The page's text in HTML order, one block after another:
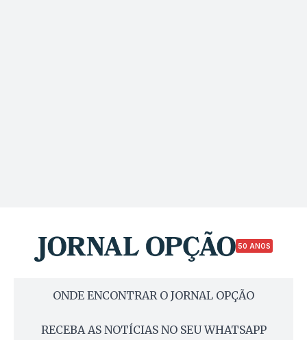
50 ANOS
ONDE ENCONTRAR O JORNAL OPÇÃO
RECEBA AS NOTÍCIAS NO SEU WHATSAPP